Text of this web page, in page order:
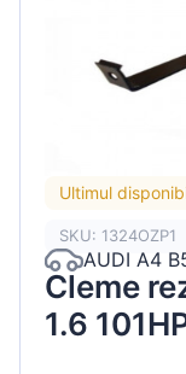
Ultimul
SKU: 1324OZP1
AUDI A4
Cleme
1.6